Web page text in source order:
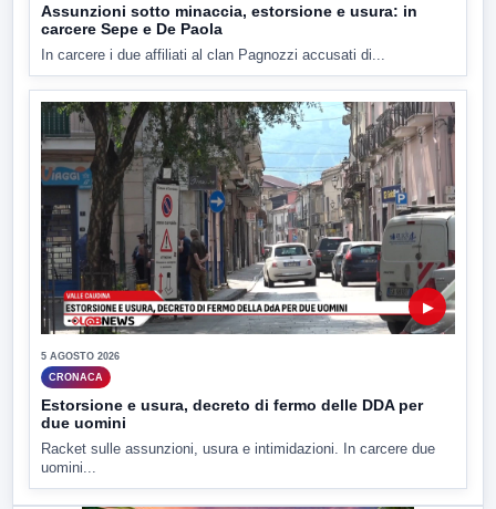
Assunzioni sotto minaccia, estorsione e usura: in
carcere Sepe e De Paola
In carcere i due affiliati al clan Pagnozzi accusati di...
▶
5 AGOSTO 2026
CRONACA
Estorsione e usura, decreto di fermo delle DDA per
due uomini
Racket sulle assunzioni, usura e intimidazioni. In carcere due
uomini...